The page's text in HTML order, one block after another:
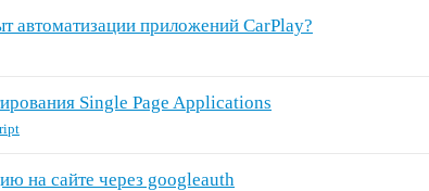
автоматизации приложений CarPlay?
Single Page Applications
на сайте через googleauth